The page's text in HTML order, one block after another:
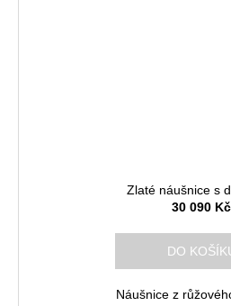
Zlaté náušnice s
30 090 Kč
DO
Náušnice z